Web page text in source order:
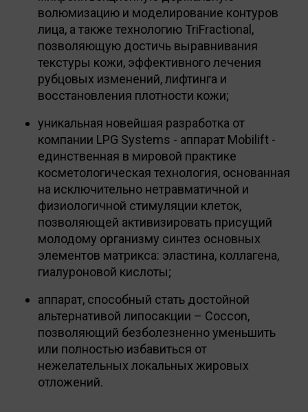
волюмизацию и моделирование контуров
лица, а также технологию TriFractional,
позволяющую достичь выравнивания
текстуры кожи, эффективного лечения
рубцовых изменений, лифтинга и
восстановления плотности кожи;
уникальная новейшая разработка от
компании LPG Systems - аппарат Mobilift -
единственная в мировой практике
косметологическая технология, основанная
на исключительно нетравматичной и
физиологичной стимуляции клеток,
позволяющей активизировать присущий
молодому организму синтез основных
элементов матрикса: эластина, коллагена,
гиалуроновой кислоты;
аппарат, способный стать достойной
альтернативой липосакции – Coccon,
позволяющий безболезненно уменьшить
или полностью избавиться от
нежелательных локальных жировых
отложений.